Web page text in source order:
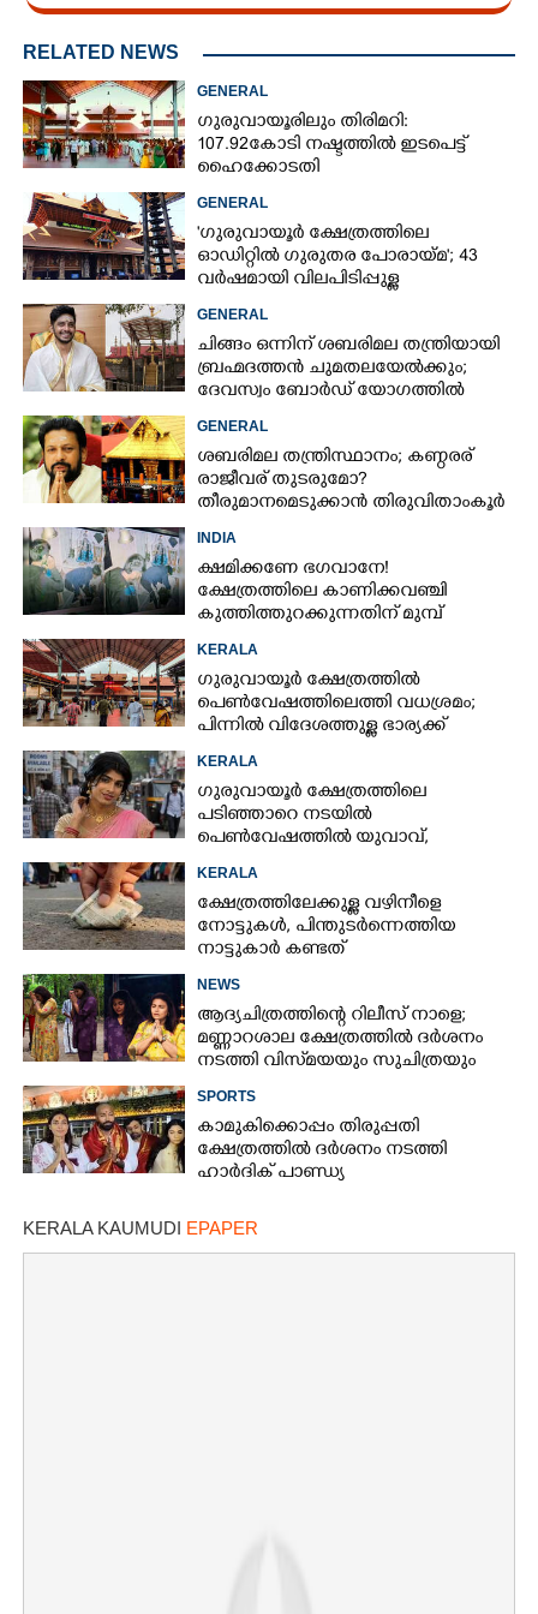
RELATED NEWS
GENERAL
ഗുരുവായൂരിലും തിരിമറി:
107.92 കോടി നഷ്ടത്തിൽ ഇടപെട്ട്
ഹൈക്കോടതി
GENERAL
'ഗുരുവായൂർ ക്ഷേത്രത്തിലെ
ഓഡിറ്റിൽ ഗുരുതര പോരായ്മ'; 43
വർഷമായി വിലപിടിപ്പുള്ള
നടത്തിയിട്ടില്ലെന്ന് ഹൈക്കോടതി
GENERAL
ചിങ്ങം ഒന്നിന് ശബരിമല തന്ത്രിയായി
ബ്രഹ്മദത്തൻ ചുമതലയേൽക്കും;
ദേവസ്വം ബോർഡ് യോഗത്തിൽ
GENERAL
ശബരിമല തന്ത്രിസ്ഥാനം; കണ്ഠരര്
രാജീവര് തുടരുമോ?
തീരുമാനമെടുക്കാൻ തിരുവിതാംകൂർ
INDIA
ക്ഷമിക്കണേ ഭഗവാനേ!
ക്ഷേത്രത്തിലെ കാണിക്കവഞ്ചി
കുത്തിത്തുറക്കുന്നതിന് മുമ്പ്
KERALA
ഗുരുവായൂർ ക്ഷേത്രത്തിൽ
പെൺവേഷത്തിലെത്തി വധശ്രമം;
പിന്നിൽ വിദേശത്തുള്ള ഭാര്യക്ക്
KERALA
ഗുരുവായൂർ ക്ഷേത്രത്തിലെ
പടിഞ്ഞാറെ നടയിൽ
പെൺവേഷത്തിൽ യുവാവ്,​
തെളിഞ്ഞത് വൻഗൂഢാലോചന
KERALA
ക്ഷേത്രത്തിലേക്കുള്ള വഴിനീളെ
നോട്ടുകൾ,​ പിന്തുടർന്നെത്തിയ
നാട്ടുകാർ കണ്ടത്
NEWS
ആദ്യചിത്രത്തിന്റെ റിലീസ് നാളെ;
മണ്ണാറശാല ക്ഷേത്രത്തിൽ ദർശനം
നടത്തി വിസ്‌മയയും സുചിത്രയും
SPORTS
കാമുകിക്കൊപ്പം തിരുപ്പതി
ക്ഷേത്രത്തിൽ ദർശനം നടത്തി
ഹാർദിക് പാണ്ഡ്യ
KERALA KAUMUDI EPAPER